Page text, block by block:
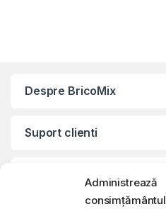
Administrează
consimțământul
Despre BricoMix
Suport clienti